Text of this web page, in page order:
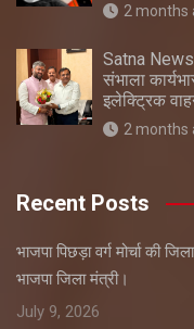
2 months
Satna News:
संभाला
इलेक्ट्रिक
2 months
Recent Posts
भाजपा पिछड़ा वर्ग मोर्चा की
भाजपा जिला मंत्री।
July 9, 2026